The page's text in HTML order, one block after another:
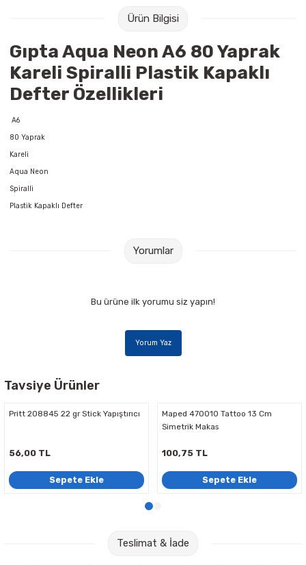
Silgiler
Sümen Takımları
Kaşe Gereçleri
Akrilik Boyalar
Beslenme Çantaları
Kuru Boyalar
Pastel Boyalar
Yağlı Boyalar
Ürün Bilgisi
Gıpta Aqua Neon A6 80 Yaprak
Kareli Spiralli Plastik Kapaklı
Defter Özellikleri
A6
80 Yaprak
Kareli
Aqua Neon
Spiralli
Plastik Kapaklı Defter
Yorumlar
Bu ürüne ilk yorumu siz yapın!
Yorum Yaz
Tavsiye Ürünler
Maped 470010 Tattoo 13 Cm
100,75 TL
Sepete Ekle
Maped 484213 Sensoft Fluo
Pastel Renkli Makas
72,00 TL
Sepete Ekle
Teslimat & İade